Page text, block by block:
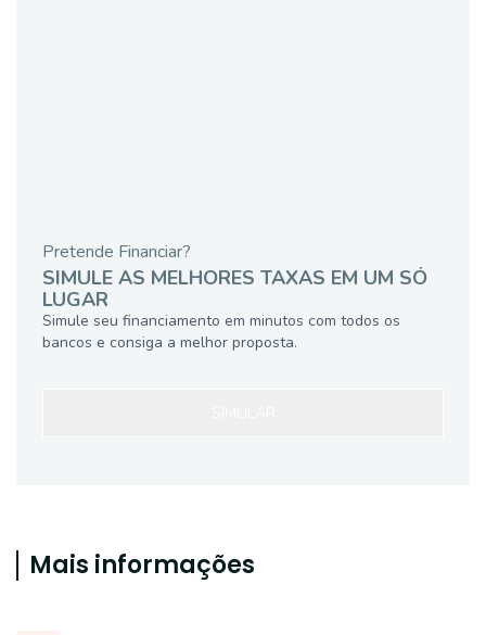
Pretende Financiar?
SIMULE AS MELHORES TAXAS EM UM SÓ
LUGAR
Simule seu financiamento em minutos com todos os
bancos e consiga a melhor proposta.
Mais informações